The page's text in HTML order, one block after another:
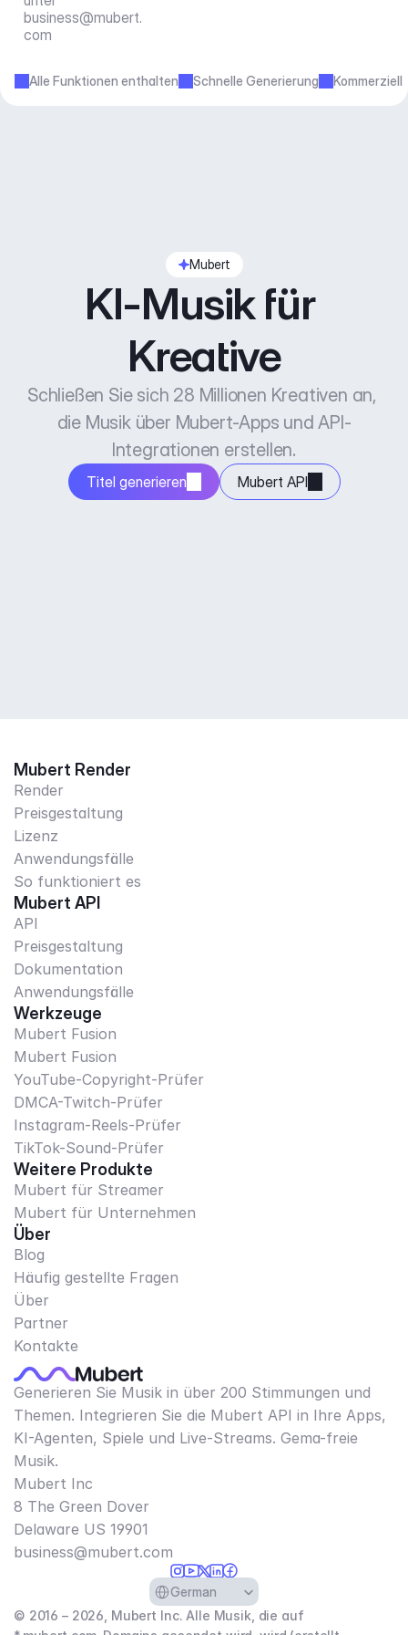
business@mubert.
com
Alle Funktionen enthalten Schnelle Generierung
Mubert
KI-Musik für
Kreative
Schließen Sie sich 28 Millionen Kreativen an,
die Musik über Mubert-Apps und API-
Integrationen erstellen.
Titel generieren Mubert API
Mubert Render
Render
Preisgestaltung
Lizenz
Anwendungsfälle
So funktioniert es
Mubert API
API
Preisgestaltung
Dokumentation
Anwendungsfälle
Werkzeuge
Mubert Fusion
Mubert Fusion
YouTube-Copyright-Prüfer
DMCA-Twitch-Prüfer
Instagram-Reels-Prüfer
TikTok-Sound-Prüfer
Weitere Produkte
Mubert für Streamer
Mubert für Unternehmen
Über
Blog
Häufig gestellte Fragen
Über
Partner
Kontakte
Generieren Sie Musik in über 200 Stimmungen und
Themen. Integrieren Sie die Mubert API in Ihre Apps,
KI-Agenten, Spiele und Live-Streams. Gema-freie
Musik.
Mubert Inc
8 The Green Dover
Delaware US 19901​
business@mubert.com
Select Language
German
© 2016 – 2026, Mubert Inc. Alle Musik, die auf